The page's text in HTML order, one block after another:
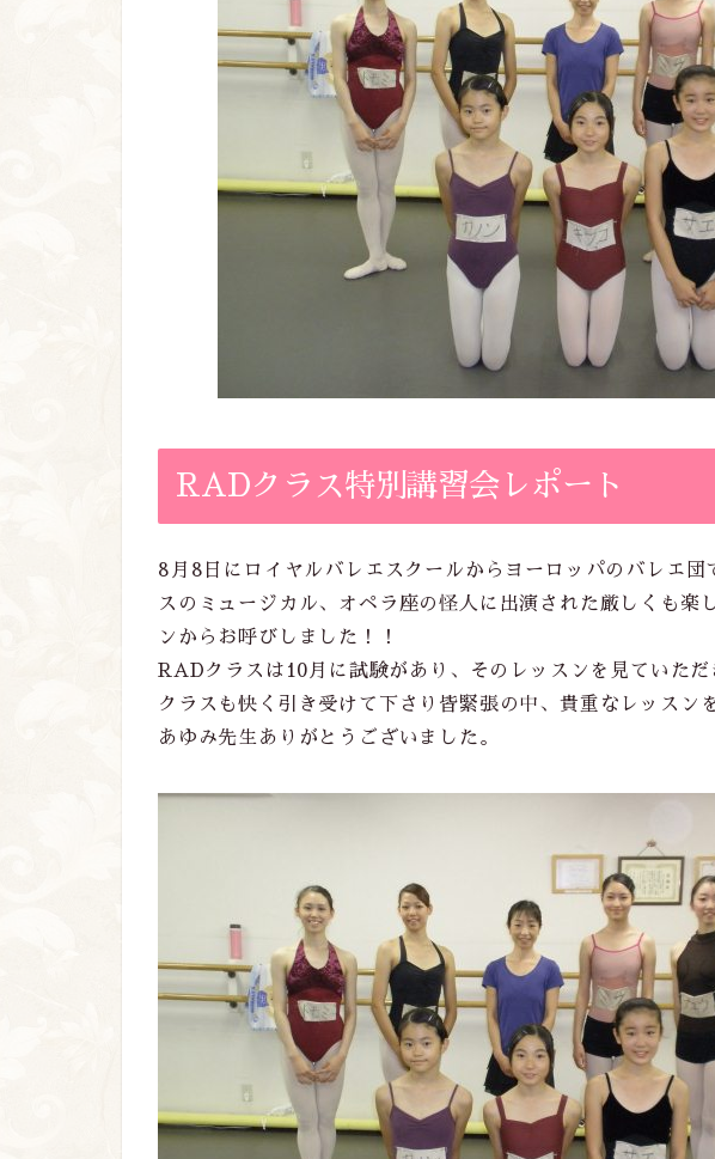
RADクラス特別講習会レポート
8月8日にロイヤルバレエスクールからヨーロッパのバレエ団
スのミュージカル、オペラ座の怪人に出演された厳しくも楽
ンからお呼びしました！！
RADクラスは10月に試験があり、そのレッスンを見ていた
クラスも快く引き受けて下さり皆緊張の中、貴重なレッスン
あゆみ先生ありがとうございました。